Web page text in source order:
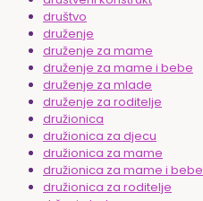
društvo
druženje
druženje za mame
druženje za mame i bebe
druženje za mlade
druženje za roditelje
družionica
družionica za djecu
družionica za mame
družionica za mame i bebe
družionica za roditelje